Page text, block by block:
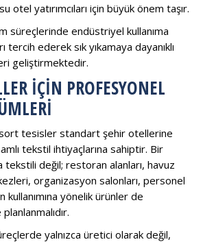
otel yatırımcıları için büyük önem taşır.
süreçlerinde endüstriyel kullanıma
tercih ederek sık yıkamaya dayanıklı
geliştirmektedir.
İÇIN PROFESYONEL
tesisler standart şehir otellerine
tekstil ihtiyaçlarına sahiptir. Bir
tekstili değil; restoran alanları, havuz
organizasyon salonları, personel
kullanımına yönelik ürünler de
yalnızca üretici olarak değil,